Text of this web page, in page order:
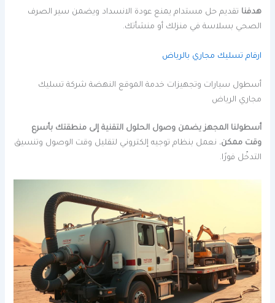
هدفنا تقديم حل مستدام يمنع عودة الانسداد ويضمن سير الصرف
الصحي بسلاسة في منزلك أو منشأتك.
ارقام تسليك مجاري بالرياض
أسطول سيارات وتجهيزات خدمة الموقع النهضة شركة تسليك
مجاري الرياض
أسطولنا المجهز يضمن وصول الحلول التقنية إلى منطقتك بأسرع
وقت ممكن. نعمل بنظام توجيه إلكتروني لتقليل وقت الوصول وتنسيق
التدخّل فورًا.